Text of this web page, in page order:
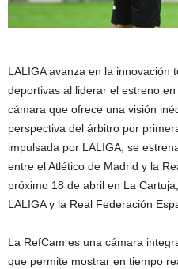
LALIGA avanza en la innovación
deportivas al liderar el estreno
cámara que ofrece una visión
perspectiva del árbitro por
impulsada por LALIGA, se
entre el Atlético de Madrid y la
próximo 18 de abril en La
LALIGA y la Real Federación
La RefCam es una cámara
que permite mostrar en tiempo